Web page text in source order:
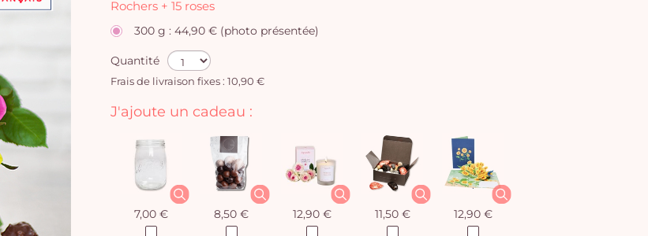
Rochers + 15 roses
300 g : 44,90 € (photo présentée)
Quantité
Frais de livraison fixes : 10,90 €
J'ajoute un cadeau :
7,00 € 8,50 € 12,90 € 11,50 € 12,90 €